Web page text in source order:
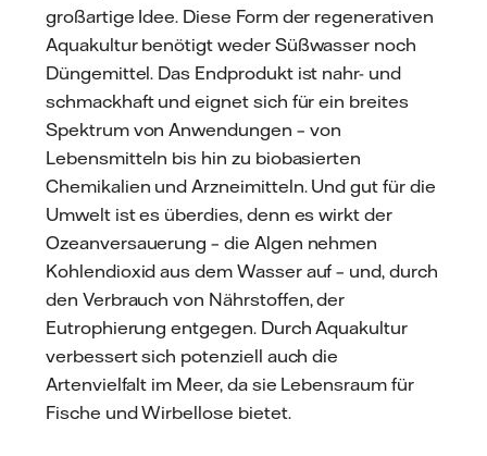
großartige Idee. Diese Form der regenerativen
Aquakultur benötigt weder Süßwasser noch
Düngemittel. Das Endprodukt ist nahr- und
schmackhaft und eignet sich für ein breites
Spektrum von Anwendungen – von
Lebensmitteln bis hin zu biobasierten
Chemikalien und Arzneimitteln. Und gut für die
Umwelt ist es überdies, denn es wirkt der
Ozeanversauerung – die Algen nehmen
Kohlendioxid aus dem Wasser auf – und, durch
den Verbrauch von Nährstoffen, der
Eutrophierung entgegen. Durch Aquakultur
verbessert sich potenziell auch die
Artenvielfalt im Meer, da sie Lebensraum für
Fische und Wirbellose bietet.